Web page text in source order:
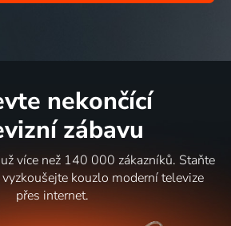
nekončící
zábavu
více než 140 000 zákazníků. Staňte
kouzlo moderní televize
přes internet.